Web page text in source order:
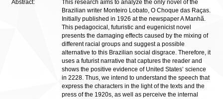
Abstract:
This research aims to analyze the only novel of the
Brazilian writer Monteiro Lobato, O Choque das Raças.
Initially published in 1926 at the newspaper A Manhã.
This pedagocical, futuristic and eugenicist novel
presents the damaging effects caused by the mixing of
different racial groups and suggest a possible
alternative to this Brazilian social disgrace. Therefore, it
uses a futurist narrative that captures the reader and
shows the positive evidence of United States’ science
in 2228. Thus, we intend to understand the speech that
express the characters in the light of the texts and the
press of the 1920s, as well as perceive the internal